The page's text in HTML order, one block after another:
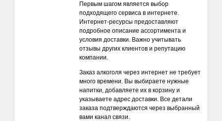
Первым шагом является выбор
подходящего сервиса в интернете.
Интернет-ресурсы предоставляют
подробное описание ассортимента и
условия доставки. Важно учитывать
отзывы других клиентов и репутацию
компании.
Заказ алкоголя через интернет не требует
много времени. Вы выбираете нужные
напитки, добавляете их в корзину и
указываете адрес доставки. Все детали
заказа подтверждаются через выбранный
вами канал связи.